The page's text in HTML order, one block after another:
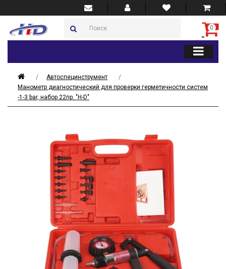
0
Автоспецинструмент
Манометр диагностический для проверки герметичности систем
-1-3 bar, набор 22пр. "H-D"